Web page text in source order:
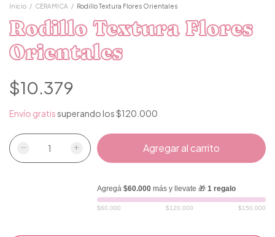
Inicio / CERAMICA / Rodillo Textura Flores Orientales
Rodillo Textura Flores
Orientales
$10.379
Envío gratis superando los$120.000
Agregá $60.000más y llevate 🎁 1 regalo
$60.000 $120.000 $150.000